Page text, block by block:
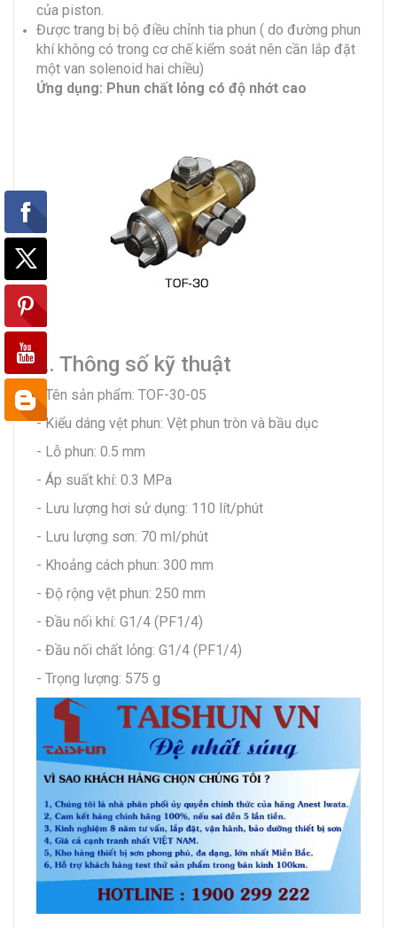
của piston.
Được trang bị bộ điều chỉnh tia phun ( do đường phun
khí không có trong cơ chế kiểm soát nên cần lắp đặt
một van solenoid hai chiều)
Ứng dụng: Phun chất lỏng có độ nhớt cao
2. Thông số kỹ thuật
- Tên sản phẩm: TOF-30-05
- Kiểu dáng vệt phun: Vệt phun tròn và bầu dục
- Lỗ phun: 0.5 mm
- Áp suất khí: 0.3 MPa
- Lưu lượng hơi sử dụng: 110 lít/phút
- Lưu lượng sơn: 70 ml/phút
- Khoảng cách phun: 300 mm
- Độ rộng vệt phun: 250 mm
- Đầu nối khí: G1/4 (PF1/4)
- Đầu nối chất lỏng: G1/4 (PF1/4)
- Trọng lượng: 575 g